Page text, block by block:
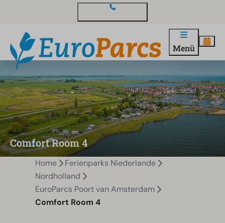
Menü
Comfort Room 4
Home
Ferienparks Niederlande
Nordholland
EuroParcs Poort van Amsterdam
Comfort Room 4